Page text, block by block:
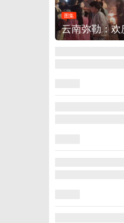
图集
云南弥勒：